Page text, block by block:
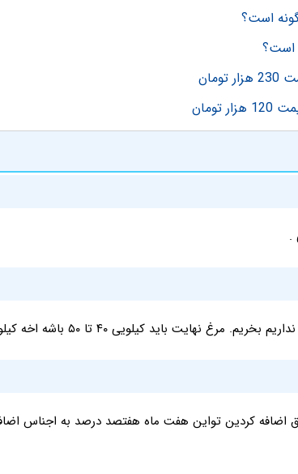
است؟
است؟
.
باید کیلویی ۴۰ تا ۵۰ باشه اخه کیلویی ۹۰ چطور بخریم
کردین تواین هفت ماه هفتصد درصد به اجناس اضافه